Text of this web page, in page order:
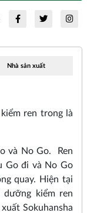
Nhà sản xuất
ren trong là
và No Go. Ren
Go đi và No Go
quay. Hiện tại
kiểm ren
Sokuhansha